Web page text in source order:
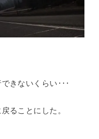
きないくらい･･･
ることにした。